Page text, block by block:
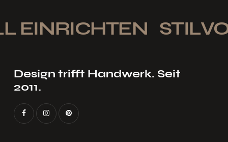
EINRICHTEN
Design trifft Handwerk. Seit
2011.